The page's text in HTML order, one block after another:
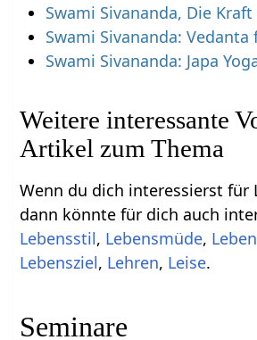
Swami Sivananda, Die
Swami Sivananda:
Swami Sivananda: Japa
Weitere interessante
Artikel zum Thema
Wenn du dich interessierst für
dann könnte für dich auch
Lebensstil, Lebensmüde,
Lebensziel, Lehren, Leise.
Seminare